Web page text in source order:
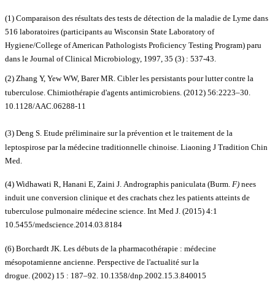
(1) Comparaison des résultats des tests de détection de la maladie de Lyme dans
516 laboratoires (participants au Wisconsin State Laboratory of
Hygiene/College of American Pathologists Proficiency Testing Program) paru
dans le Journal of Clinical Microbiology, 1997, 35 (3) : 537-43.
(2) Zhang Y, Yew WW, Barer MR. Cibler les persistants pour lutter contre la
tuberculose Chimiothérapie d'agents antimicrobiens. (2012) 56:2223–30.
10.1128/AAC.06288-11
(3) Deng S. Etude préliminaire sur la prévention et le traitement de la
leptospirose par la médecine traditionnelle chinoise Liaoning J Tradition Chin
Med.
(4) Widhawati R, Hanani E, Zaini J. Andrographis paniculata (Burm. F) nees
induit une conversion clinique et des crachats chez les patients atteints de
tuberculose pulmonaire médecine science. Int Med J. (2015) 4:1
10.5455/medscience.2014.03.8184
(6) Borchardt JK. Les débuts de la pharmacothérapie : médecine
mésopotamienne ancienne. Perspective de l'actualité sur la
drogue. (2002) 15 : 187–92. 10.1358/dnp.2002.15.3.840015